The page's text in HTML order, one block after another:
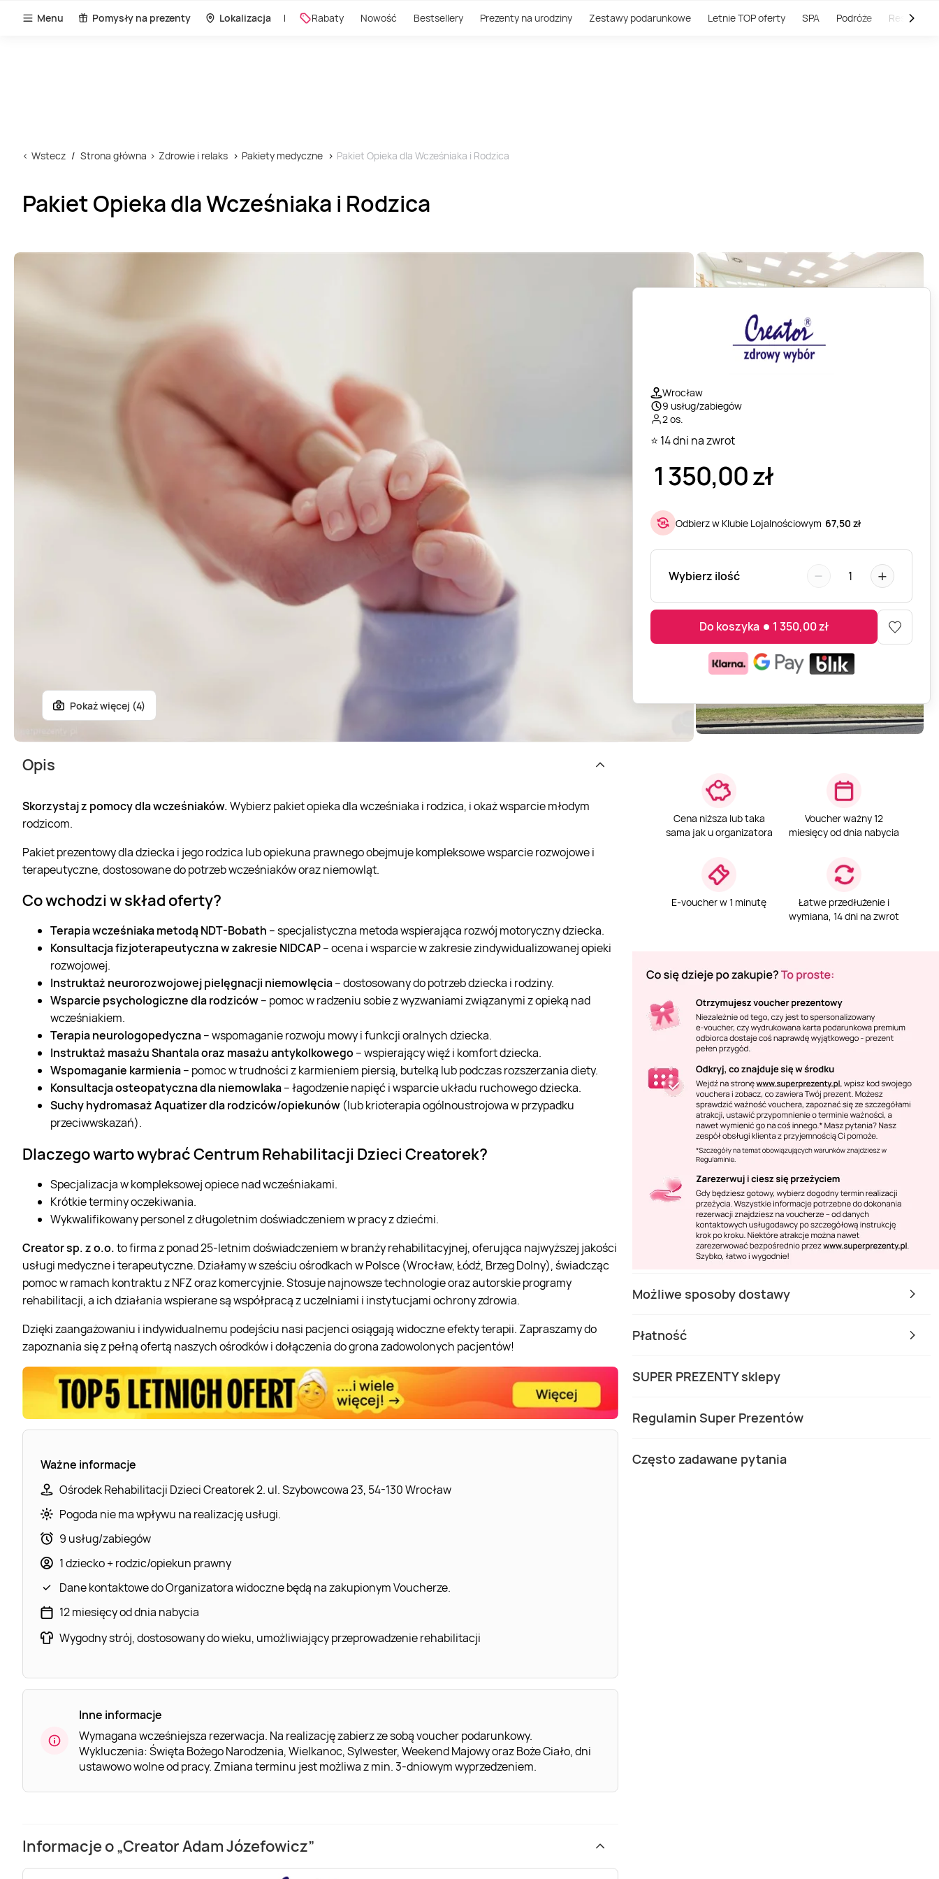
Menu Pomysły na prezenty Lokalizacja Rabaty Nowość Bestsellery Prezenty na urodziny Zestawy podarunkowe Letnie TOP oferty SPA Podróże
Wstecz Strona główna Zdrowie i relaks Pakiety medyczne Pakiet Opieka dla Wcześniaka i Rodzica
Pakiet Opieka dla Wcześniaka i Rodzica
Pokaż więcej (4)
Wrocław
9 usług/zabiegów
2 os.
⭐ 14 dni na zwrot
1 350,00zł
Odbierz w Klubie Lojalnościowym 67,50 zł
Wybierz ilość − 1 +
Do koszyka 1 350,00zł
Cena niższa lub taka
sama jak u organizatora
Voucher ważny 12
miesięcy od dnia nabycia
E-voucher w 1 minutę
Łatwe przedłużenie i
wymiana, 14 dni na zwrot
Możliwe sposoby dostawy
Płatność
SUPER PREZENTY sklepy
Regulamin Super Prezentów
Często zadawane pytania
Opis
Skorzystaj z pomocy dla wcześniaków.Wybierz pakiet opieka dla wcześniaka i rodzica, i okaż wsparcie młodym
rodzicom.
Pakiet prezentowy dla dziecka i jego rodzica lub opiekuna prawnego obejmuje kompleksowe wsparcie rozwojowe i
terapeutyczne, dostosowane do potrzeb wcześniaków oraz niemowląt.
Co wchodzi w skład oferty?
Terapia wcześniaka metodą NDT-Bobath – specjalistyczna metoda wspierająca rozwój motoryczny dziecka.
Konsultacja fizjoterapeutyczna w zakresie NIDCAP– ocena i wsparcie w zakresie zindywidualizowanej opieki
rozwojowej.
Instruktaż neurorozwojowej pielęgnacji niemowlęcia– dostosowany do potrzeb dziecka i rodziny.
Wsparcie psychologiczne dla rodziców– pomoc w radzeniu sobie z wyzwaniami związanymi z opieką nad
wcześniakiem.
Terapia neurologopedyczna– wspomaganie rozwoju mowy i funkcji oralnych dziecka.
Instruktaż masażu Shantala oraz masażu antykolkowego – wspierający więź i komfort dziecka.
Wspomaganie karmienia– pomoc w trudności z karmieniem piersią, butelką lub podczas rozszerzania diety.
Konsultacja osteopatyczna dla niemowlaka– łagodzenie napięć i wsparcie układu ruchowego dziecka.
Suchy hydromasaż Aquatizer dla rodziców/opiekunów (lub krioterapia ogólnoustrojowa w przypadku
przeciwwskazań).
Dlaczego warto wybrać Centrum Rehabilitacji Dzieci Creatorek?
Specjalizacja w kompleksowej opiece nad wcześniakami.
Krótkie terminy oczekiwania.
Wykwalifikowany personel z długoletnim doświadczeniem w pracy z dziećmi.
Creator sp. z o.o.to firma z ponad 25-letnim doświadczeniem w branży rehabilitacyjnej, oferująca najwyższej jakości
usługi medyczne i terapeutyczne. Działamy w sześciu ośrodkach w Polsce (Wrocław, Łódź, Brzeg Dolny), świadcząc
pomoc w ramach kontraktu z NFZ oraz komercyjnie. Stosuje najnowsze technologie oraz autorskie programy
rehabilitacji, a ich działania wspierane są współpracą z uczelniami i instytucjami ochrony zdrowia.
Dzięki zaangażowaniu i indywidualnemu podejściu nasi pacjenci osiągają widoczne efekty terapii. Zapraszamy do
zapoznania się z pełną ofertą naszych ośrodków i dołączenia do grona zadowolonych pacjentów!
Ważne informacje
Ośrodek Rehabilitacji Dzieci Creatorek 2. ul. Szybowcowa 23, 54-130 Wrocław
Pogoda nie ma wpływu na realizację usługi.
9 usług/zabiegów
1 dziecko + rodzic/opiekun prawny
Dane kontaktowe do Organizatora widoczne będą na zakupionym Voucherze.
12 miesięcy od dnia nabycia
Wygodny strój, dostosowany do wieku, umożliwiający przeprowadzenie rehabilitacji
Inne informacje
Wymagana wcześniejsza rezerwacja. Na realizację zabierz ze sobą voucher podarunkowy.
Wykluczenia: Święta Bożego Narodzenia, Wielkanoc, Sylwester, Weekend Majowy oraz Boże Ciało, dni
ustawowo wolne od pracy. Zmiana terminu jest możliwa z min. 3-dniowym wyprzedzeniem.
Informacje o „Creator Adam Józefowicz”